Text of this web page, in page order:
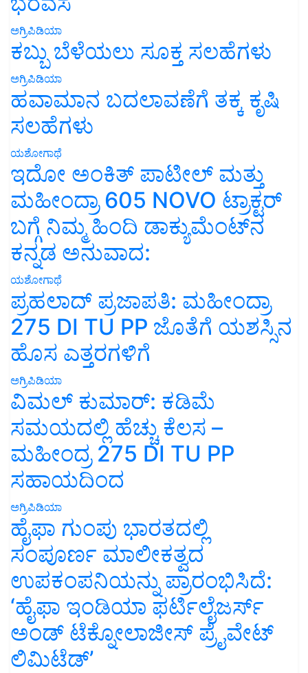
ಅಗ್ರಿಪಿಡಿಯಾ
ಕಬ್ಬು ಬೆಳೆಯಲು ಸೂಕ್ತ ಸಲಹೆಗಳು
ಅಗ್ರಿಪಿಡಿಯಾ
ಹವಾಮಾನ ಬದಲಾವಣೆಗೆ ತಕ್ಕ ಕೃಷಿ
ಸಲಹೆಗಳು
ಯಶೋಗಾಥೆ
ಇದೋ ಅಂಕಿತ್ ಪಾಟೀಲ್ ಮತ್ತು
ಮಹೀಂದ್ರಾ 605 NOVO ಟ್ರಾಕ್ಟರ್
ಬಗ್ಗೆ ನಿಮ್ಮ ಹಿಂದಿ ಡಾಕ್ಯುಮೆಂಟ್‌ನ
ಕನ್ನಡ ಅನುವಾದ:
ಯಶೋಗಾಥೆ
ಪ್ರಹಲಾದ್ ಪ್ರಜಾಪತಿ: ಮಹೀಂದ್ರಾ
275 DI TU PP ಜೊತೆಗೆ ಯಶಸ್ಸಿನ
ಹೊಸ ಎತ್ತರಗಳಿಗೆ
ಅಗ್ರಿಪಿಡಿಯಾ
ವಿಮಲ್ ಕುಮಾರ್: ಕಡಿಮೆ
ಸಮಯದಲ್ಲಿ ಹೆಚ್ಚು ಕೆಲಸ –
ಮಹೀಂದ್ರ 275 DI TU PP
ಸಹಾಯದಿಂದ
ಅಗ್ರಿಪಿಡಿಯಾ
ಹೈಫಾ ಗುಂಪು ಭಾರತದಲ್ಲಿ
ಸಂಪೂರ್ಣ ಮಾಲೀಕತ್ವದ
ಉಪಕಂಪನಿಯನ್ನು ಪ್ರಾರಂಭಿಸಿದೆ:
‘ಹೈಫಾ ಇಂಡಿಯಾ ಫರ್ಟಿಲೈಜರ್ಸ್
ಅಂಡ್ ಟೆಕ್ನೋಲಾಜೀಸ್ ಪ್ರೈವೇಟ್
ಲಿಮಿಟೆಡ್’